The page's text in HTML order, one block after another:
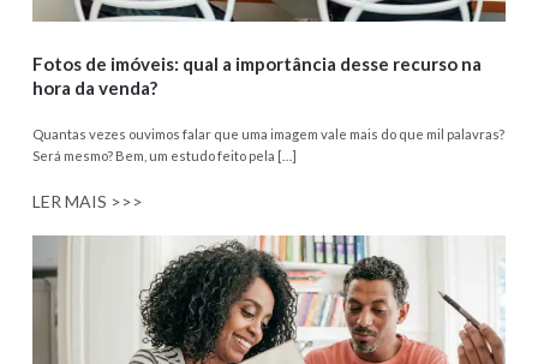
Fotos de imóveis: qual a importância desse recurso na
hora da venda?
Quantas vezes ouvimos falar que uma imagem vale mais do que mil palavras?
Será mesmo? Bem, um estudo feito pela […]
LER MAIS >>>